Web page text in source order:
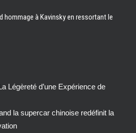
hommage à Kavinsky en ressortant le
Légèreté d’une Expérience de
la supercar chinoise redéfinit la